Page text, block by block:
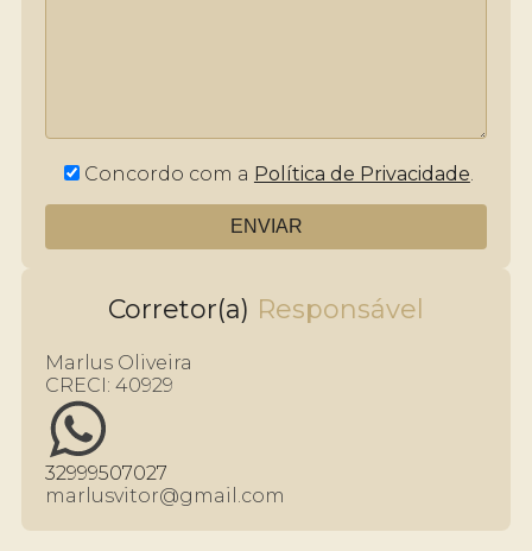
Concordo com a Política de Privacidade.
Corretor(a)
Marlus Oliveira
CRECI: 40929
32999507027
marlusvitor@gmail.com